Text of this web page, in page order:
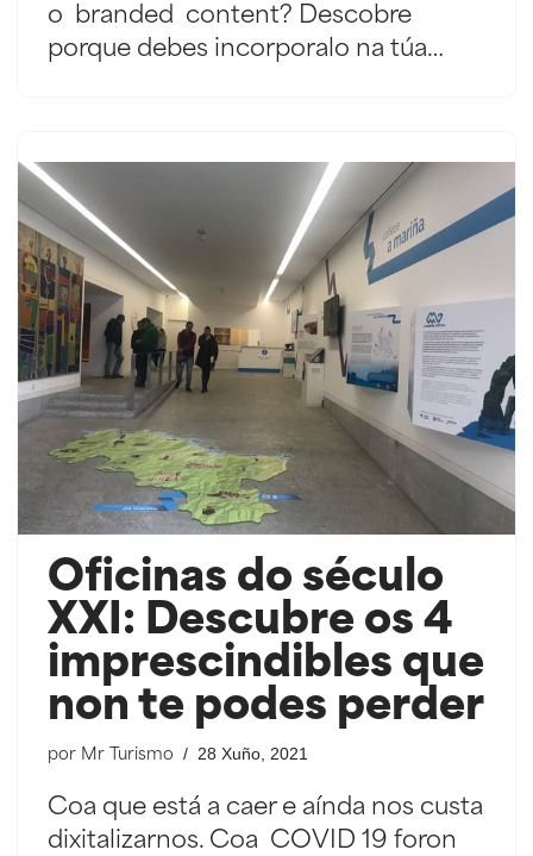
o branded content? Descobre
porque debes incorporalo na túa…
Oficinas do século
XXI: Descubre os 4
imprescindibles que
non te podes perder
por Mr Turismo 28 Xuño, 2021
Coa que está a caer e aínda nos custa
dixitalizarnos. Coa COVID 19 foron